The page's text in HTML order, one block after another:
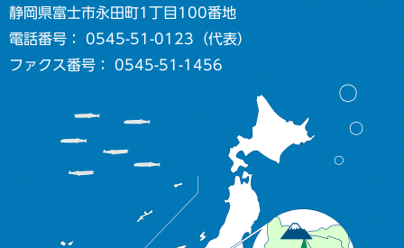
静岡県富士市永田町1丁目100番地
電話番号： 0545-51-0123（代表）
ファクス番号： 0545-51-1456